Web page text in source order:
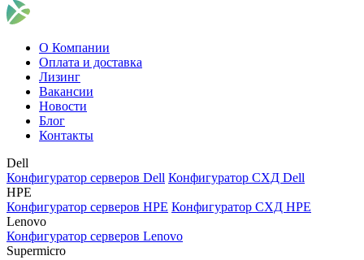
О Компании
Оплата и доставка
Лизинг
Вакансии
Новости
Блог
Контакты
Dell
Конфигуратор серверов Dell Конфигуратор СХД Dell
HPE
Конфигуратор серверов HPE Конфигуратор СХД HPE
Lenovo
Конфигуратор серверов Lenovo
Supermicro